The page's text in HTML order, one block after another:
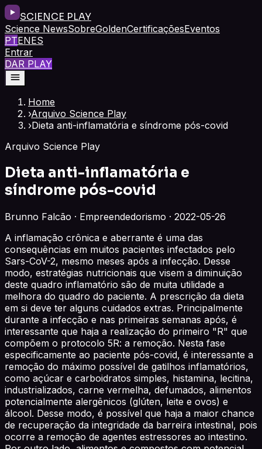
SCIENCE PLAY
Science NewsSobreGoldenCertificaçõesEventos
PTENES
Entrar
DAR PLAY
Home
›Arquivo Science Play
›Dieta anti-inflamatória e síndrome pós-covid
Arquivo Science Play
Dieta anti-inflamatória e
síndrome pós-covid
Brunno Falcão · Empreendedorismo · 2022-05-26
A inflamação crônica e aberrante é uma das
consequências em muitos pacientes infectados pelo
Sars-CoV-2, mesmo meses após a infecção. Desse
modo, estratégias nutricionais que visem a diminuição
deste quadro inflamatório são de muita utilidade a
melhora do quadro do paciente. A prescrição da dieta
em si deve ter alguns cuidados extras. Principalmente
durante a infecção e nas primeiras semanas após, é
interessante que haja a realização do primeiro "R" que
compõem o protocolo 5R: a remoção. Nesta fase
especificamente ao paciente pós-covid, é interessante a
remoção do máximo possível de gatilhos inflamatórios,
como açúcar e carboidratos simples, histamina, lecitina,
industrializados, carne vermelha, defumados, alimentos
potencialmente alergênicos (glúten, leite e ovos) e
álcool. Desse modo, é possível que haja a maior chance
de recuperação da integridade da barreira intestinal, pois
ocorre a remoção de agentes estressores ao intestino.